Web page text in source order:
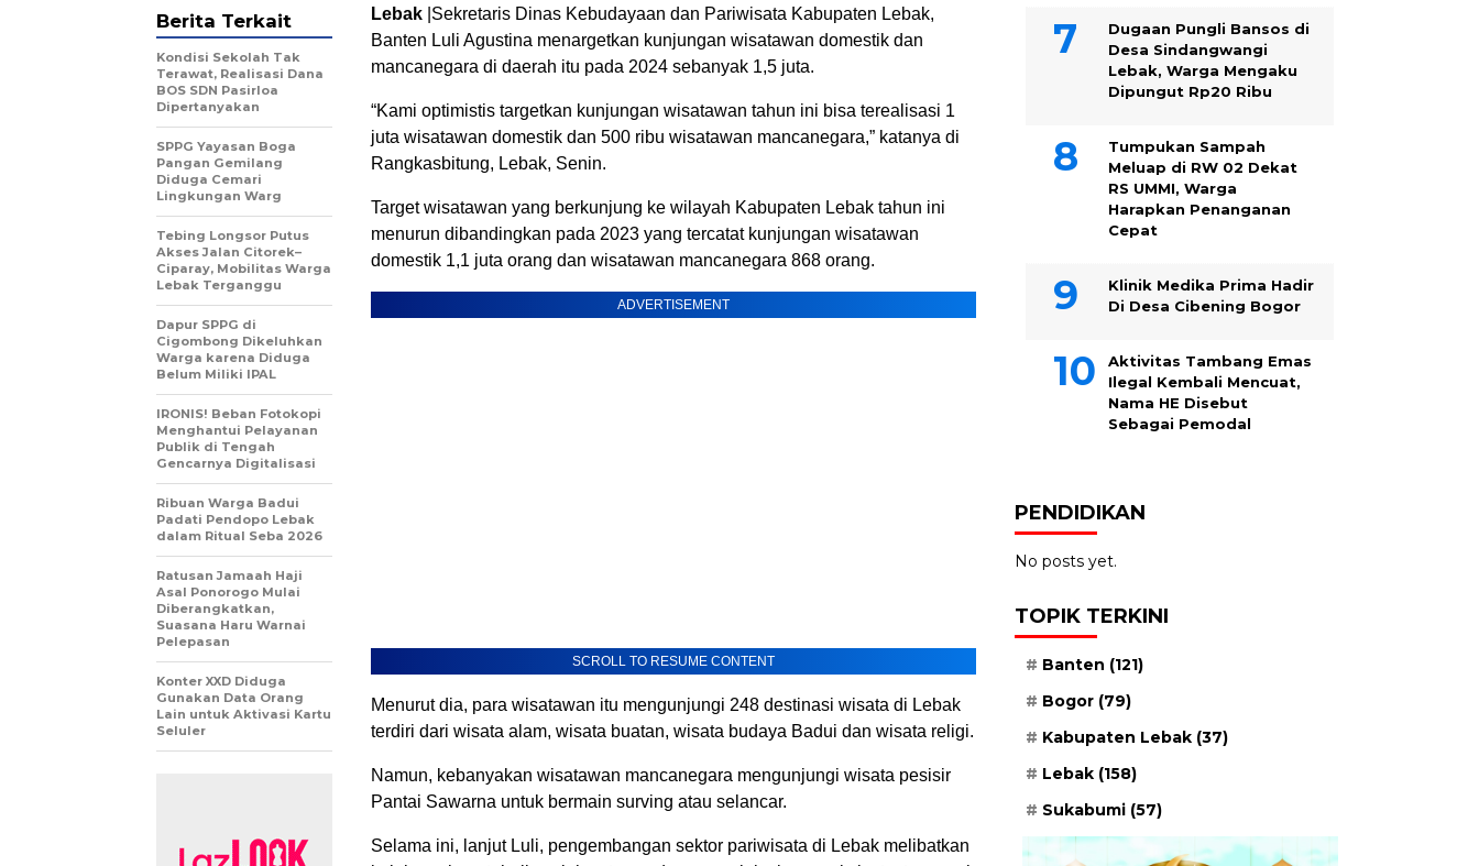
Lebak |Sekretaris Dinas Kebudayaan dan Pariwisata Kabupaten Lebak,
Banten Luli Agustina menargetkan kunjungan wisatawan domestik dan
mancanegara di daerah itu pada 2024 sebanyak 1,5 juta.
“Kami optimistis targetkan kunjungan wisatawan tahun ini bisa terealisasi 1
juta wisatawan domestik dan 500 ribu wisatawan mancanegara,” katanya di
Rangkasbitung, Lebak, Senin.
Target wisatawan yang berkunjung ke wilayah Kabupaten Lebak tahun ini
menurun dibandingkan pada 2023 yang tercatat kunjungan wisatawan
domestik 1,1 juta orang dan wisatawan mancanegara 868 orang.
ADVERTISEMENT
SCROLL TO RESUME CONTENT
Menurut dia, para wisatawan itu mengunjungi 248 destinasi wisata di Lebak
terdiri dari wisata alam, wisata buatan, wisata budaya Badui dan wisata religi.
Namun, kebanyakan wisatawan mancanegara mengunjungi wisata pesisir
Pantai Sawarna untuk bermain surving atau selancar.
Selama ini, lanjut Luli, pengembangan sektor pariwisata di Lebak melibatkan
Berita Terkait
Kondisi Sekolah Tak
Terawat, Realisasi Dana
BOS SDN Pasirloa
Dipertanyakan
SPPG Yayasan Boga
Pangan Gemilang
Diduga Cemari
Lingkungan Warg
Tebing Longsor Putus
Akses Jalan Citorek–
Ciparay, Mobilitas Warga
Lebak Terganggu
Dapur SPPG di
Cigombong Dikeluhkan
Warga karena Diduga
Belum Miliki IPAL
IRONIS! Beban Fotokopi
Menghantui Pelayanan
Publik di Tengah
Gencarnya Digitalisasi
Ribuan Warga Badui
Padati Pendopo Lebak
dalam Ritual Seba 2026
Ratusan Jamaah Haji
Asal Ponorogo Mulai
Diberangkatkan,
Suasana Haru Warnai
Pelepasan
Konter XXD Diduga
Gunakan Data Orang
Lain untuk Aktivasi Kartu
Seluler
Dugaan Pungli Bansos di
Desa Sindangwangi
Lebak, Warga Mengaku
Dipungut Rp20 Ribu
Tumpukan Sampah
Meluap di RW 02 Dekat
RS UMMI, Warga
Harapkan Penanganan
Cepat
Klinik Medika Prima Hadir
Di Desa Cibening Bogor
Aktivitas Tambang Emas
Ilegal Kembali Mencuat,
Nama HE Disebut
Sebagai Pemodal
PENDIDIKAN
No posts yet.
TOPIK TERKINI
Banten (121)
Bogor (79)
Kabupaten Lebak (37)
Lebak (158)
Sukabumi (57)